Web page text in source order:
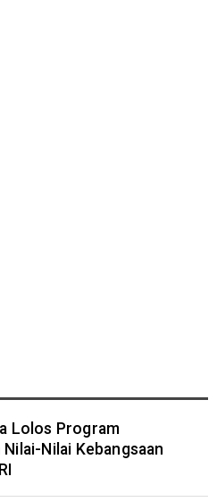
Lolos Program
Nilai-Nilai Kebangsaan